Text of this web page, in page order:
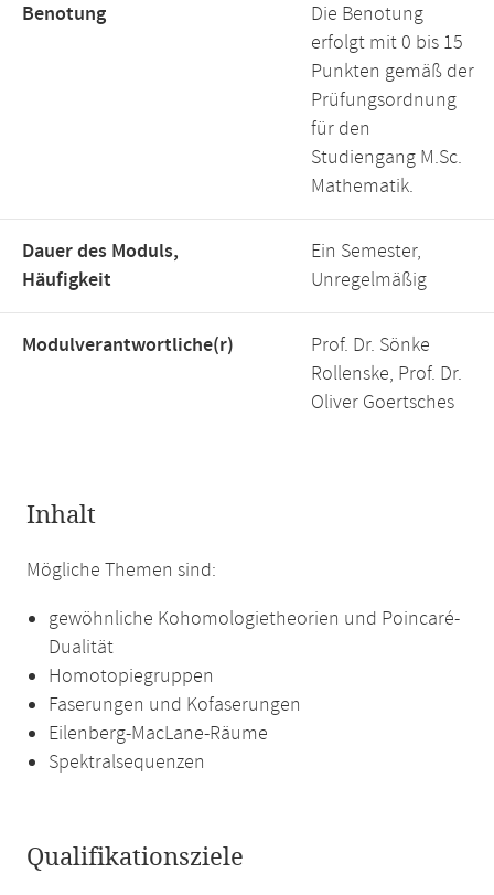
Benotung
Die Benotung
erfolgt mit 0 bis 15
Punkten gemäß der
Prüfungsordnung
für den
Studiengang M.Sc.
Mathematik.
Dauer des Moduls,
Häufigkeit
Ein Semester,
Unregelmäßig
Modulverantwortliche(r)
Prof. Dr. Sönke
Rollenske, Prof. Dr.
Oliver Goertsches
Inhalt
Mögliche Themen sind:
gewöhnliche Kohomologietheorien und Poincaré-
Dualität
Homotopiegruppen
Faserungen und Kofaserungen
Eilenberg-MacLane-Räume
Spektralsequenzen
Qualifikationsziele